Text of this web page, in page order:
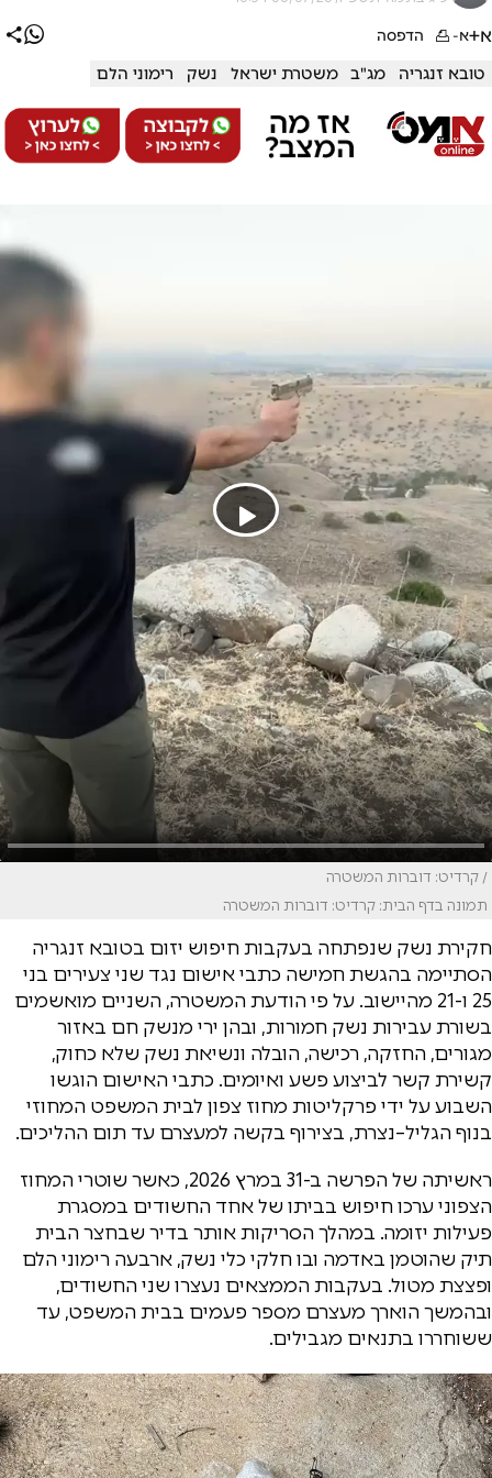
א+א- הדפסה
טובא זנגריה מג"ב משטרת ישראל נשק רימוני הלם
/ קרדיט: דוברות המשטרה
תמונה בדף הבית: קרדיט: דוברות המשטרה
חקירת נשק שנפתחה בעקבות חיפוש יזום בטובא זנגריה
הסתיימה בהגשת חמישה כתבי אישום נגד שני צעירים בני
25 ו-21 מהיישוב. על פי הודעת המשטרה, השניים מואשמים
בשורת עבירות נשק חמורות, ובהן ירי מנשק חם באזור
מגורים, החזקה, רכישה, הובלה ונשיאת נשק שלא כחוק,
קשירת קשר לביצוע פשע ואיומים. כתבי האישום הוגשו
השבוע על ידי פרקליטות מחוז צפון לבית המשפט המחוזי
בנוף הגליל–נצרת, בצירוף בקשה למעצרם עד תום ההליכים.
ראשיתה של הפרשה ב-31 במרץ 2026, כאשר שוטרי המחוז
הצפוני ערכו חיפוש בביתו של אחד החשודים במסגרת
פעילות יזומה. במהלך הסריקות אותר בדיר שבחצר הבית
תיק שהוטמן באדמה ובו חלקי כלי נשק, ארבעה רימוני הלם
ופצצת מטול. בעקבות הממצאים נעצרו שני החשודים,
ובהמשך הוארך מעצרם מספר פעמים בבית המשפט, עד
ששוחררו בתנאים מגבילים.